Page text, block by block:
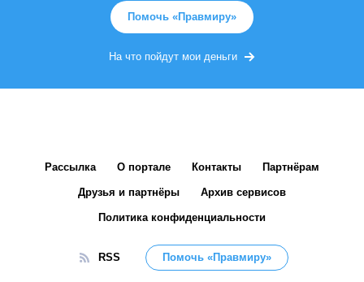
Помочь «Правмиру»
На что пойдут мои деньги
Рассылка О портале Контакты Партнёрам
Друзья и партнёры Архив сервисов
Политика конфиденциальности
RSS Помочь «Правмиру»